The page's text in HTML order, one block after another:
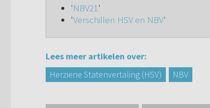
'NBV21'
'Verschillen HSV en NBV'
Lees meer artikelen over:
Herziene Statenvertaling (HSV)
NBV